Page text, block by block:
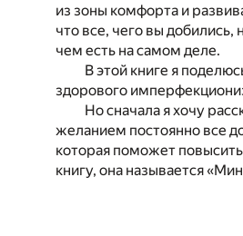
из зоны комфорта и
что все, чего вы
чем есть на самом деле.
В этой книге я
здорового
Но сначала я хочу
желанием постоянно все
которая поможет
книгу, она называется